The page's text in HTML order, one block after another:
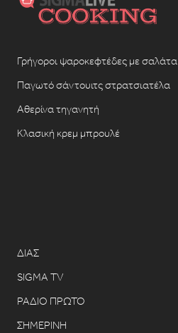
Γρήγοροι ψαροκεφτέδες με σαλάτα
Παγωτό σάντουιτς στρατσιατέλα
Αθερίνα τηγανητή
Κλασική κρεμ μπρουλέ
ΔΙΑΣ
SIGMA TV
ΡΑΔΙΟ ΠΡΩΤΟ
ΣΗΜΕΡΙΝΗ